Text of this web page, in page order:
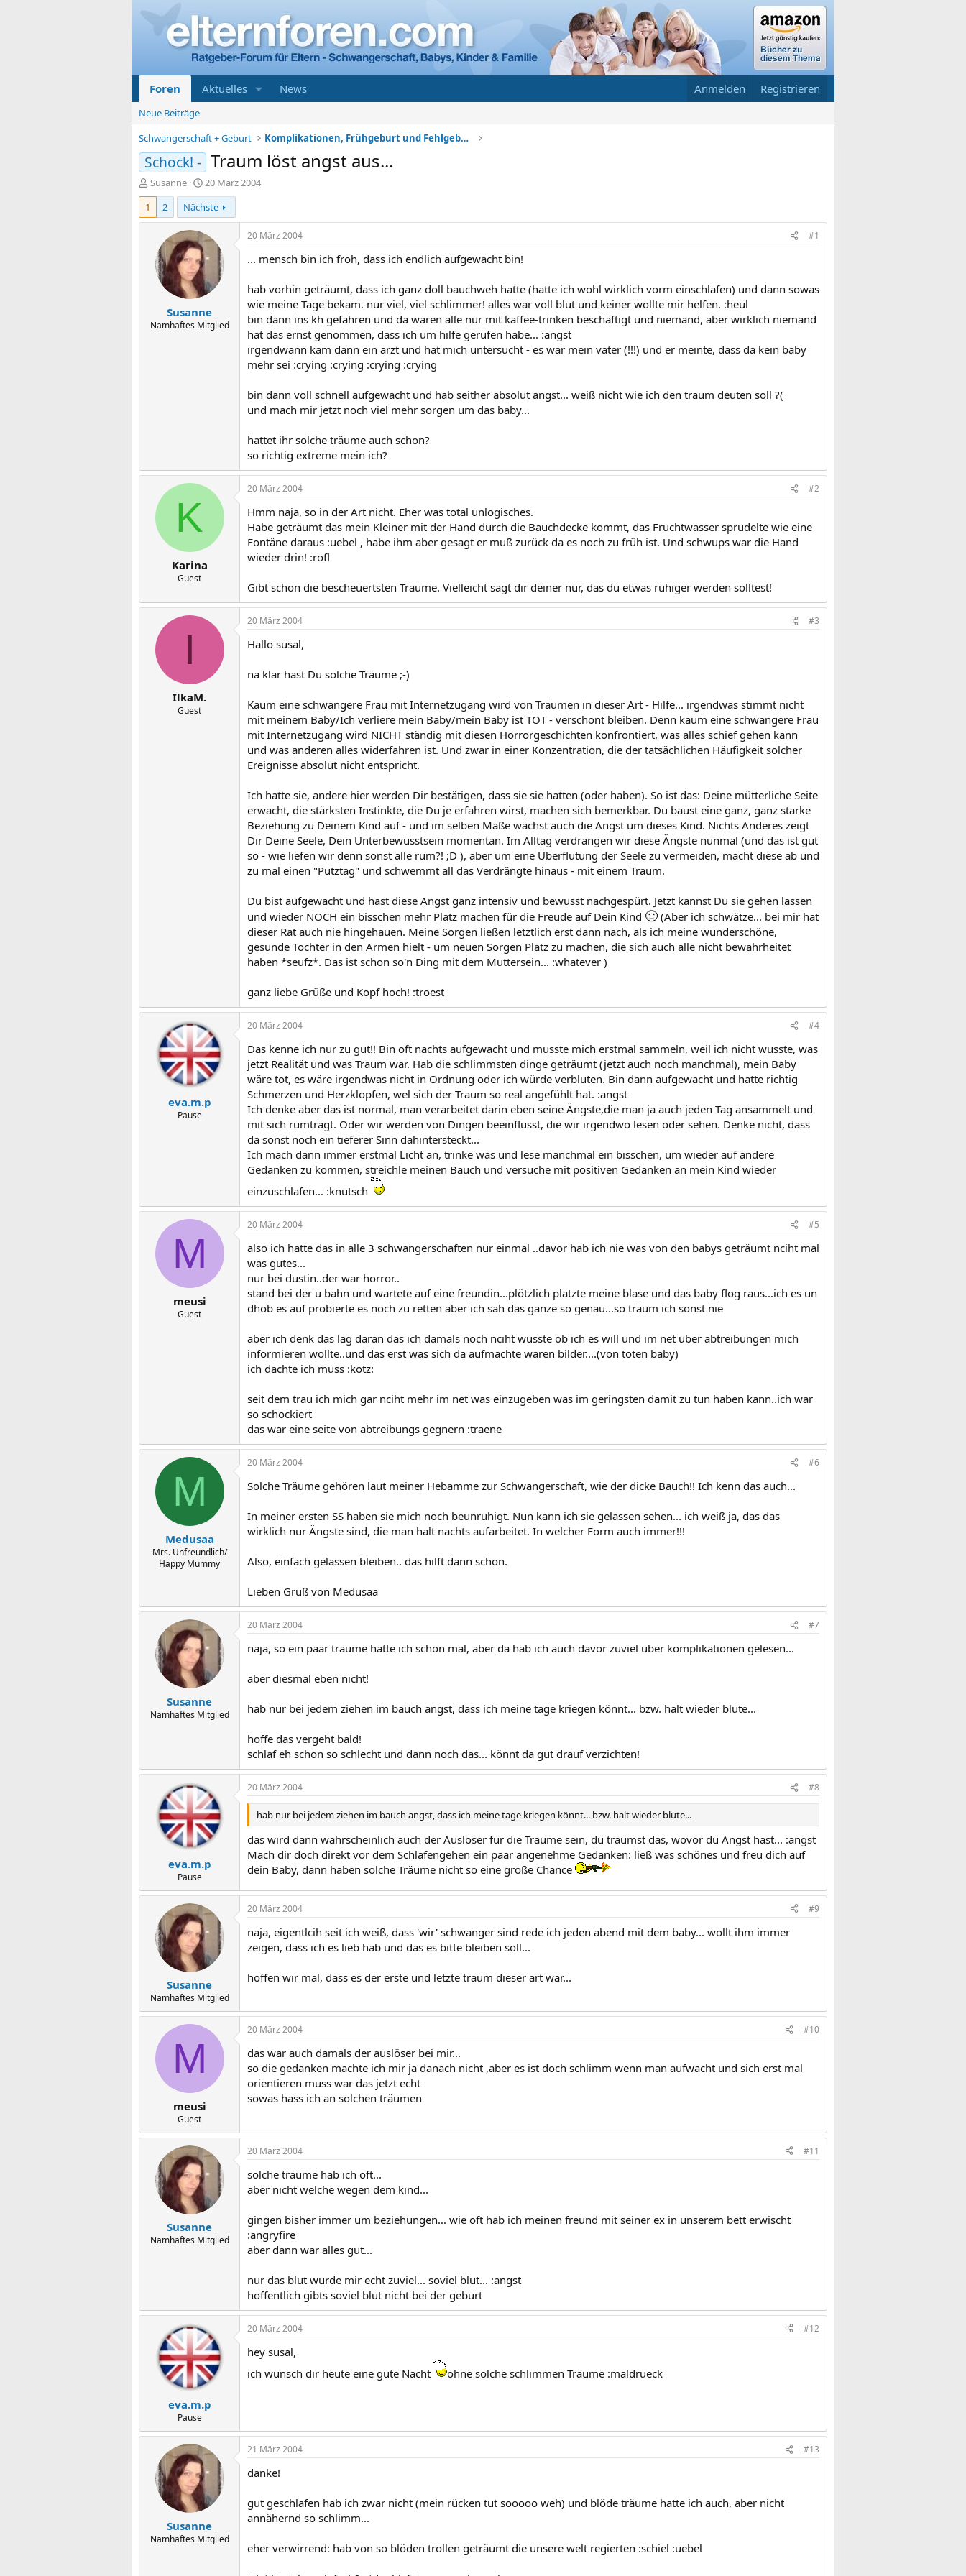
Foren Aktuelles News Anmelden Registrieren
Neue Beiträge
Schwangerschaft + Geburt
Komplikationen, Frühgeburt und Fehlgeburt
Schock! - Traum löst angst aus...
E
r
t
Susanne
E
r
s
t
e
l
t
a
m
20 März 2004
1
2 Nächste
Susanne
Namhaftes Mitglied
20 März 2004 #1
... mensch bin ich froh, dass ich endlich aufgewacht bin!
hab vorhin geträumt, dass ich ganz doll bauchweh hatte (hatte ich wohl wirklich vorm einschlafen) und dann sowas
wie meine Tage bekam. nur viel, viel schlimmer! alles war voll blut und keiner wollte mir helfen. :heul
bin dann ins kh gefahren und da waren alle nur mit kaffee-trinken beschäftigt und niemand, aber wirklich niemand
hat das ernst genommen, dass ich um hilfe gerufen habe... :angst
irgendwann kam dann ein arzt und hat mich untersucht - es war mein vater (!!!) und er meinte, dass da kein baby
mehr sei :crying :crying :crying :crying
bin dann voll schnell aufgewacht und hab seither absolut angst... weiß nicht wie ich den traum deuten soll ?(
und mach mir jetzt noch viel mehr sorgen um das baby...
hattet ihr solche träume auch schon?
so richtig extreme mein ich?
K
Karina
Guest
20 März 2004 #2
Hmm naja, so in der Art nicht. Eher was total unlogisches.
Habe geträumt das mein Kleiner mit der Hand durch die Bauchdecke kommt, das Fruchtwasser sprudelte wie eine
Fontäne daraus :uebel , habe ihm aber gesagt er muß zurück da es noch zu früh ist. Und schwups war die Hand
wieder drin! :rofl
Gibt schon die bescheuertsten Träume. Vielleicht sagt dir deiner nur, das du etwas ruhiger werden solltest!
I
IlkaM.
Guest
20 März 2004 #3
Hallo susal,
na klar hast Du solche Träume ;-)
Kaum eine schwangere Frau mit Internetzugang wird von Träumen in dieser Art - Hilfe... irgendwas stimmt nicht
mit meinem Baby/Ich verliere mein Baby/mein Baby ist TOT - verschont bleiben. Denn kaum eine schwangere Frau
mit Internetzugang wird NICHT ständig mit diesen Horrorgeschichten konfrontiert, was alles schief gehen kann
und was anderen alles widerfahren ist. Und zwar in einer Konzentration, die der tatsächlichen Häufigkeit solcher
Ereignisse absolut nicht entspricht.
Ich hatte sie, andere hier werden Dir bestätigen, dass sie sie hatten (oder haben). So ist das: Deine mütterliche Seite
erwacht, die stärksten Instinkte, die Du je erfahren wirst, machen sich bemerkbar. Du baust eine ganz, ganz starke
Beziehung zu Deinem Kind auf - und im selben Maße wächst auch die Angst um dieses Kind. Nichts Anderes zeigt
Dir Deine Seele, Dein Unterbewusstsein momentan. Im Alltag verdrängen wir diese Ängste nunmal (und das ist gut
so - wie liefen wir denn sonst alle rum?! ;D ), aber um eine Überflutung der Seele zu vermeiden, macht diese ab und
zu mal einen "Putztag" und schwemmt all das Verdrängte hinaus - mit einem Traum.
Du bist aufgewacht und hast diese Angst ganz intensiv und bewusst nachgespürt. Jetzt kannst Du sie gehen lassen
und wieder NOCH ein bisschen mehr Platz machen für die Freude auf Dein Kind 🙂 (Aber ich schwätze... bei mir hat
dieser Rat auch nie hingehauen. Meine Sorgen ließen letztlich erst dann nach, als ich meine wunderschöne,
gesunde Tochter in den Armen hielt - um neuen Sorgen Platz zu machen, die sich auch alle nicht bewahrheitet
haben *seufz*. Das ist schon so'n Ding mit dem Muttersein... :whatever )
ganz liebe Grüße und Kopf hoch! :troest
eva.m.p
Pause
20 März 2004 #4
Das kenne ich nur zu gut!! Bin oft nachts aufgewacht und musste mich erstmal sammeln, weil ich nicht wusste, was
jetzt Realität und was Traum war. Hab die schlimmsten dinge geträumt (jetzt auch noch manchmal), mein Baby
wäre tot, es wäre irgendwas nicht in Ordnung oder ich würde verbluten. Bin dann aufgewacht und hatte richtig
Schmerzen und Herzklopfen, wel sich der Traum so real angefühlt hat. :angst
Ich denke aber das ist normal, man verarbeitet darin eben seine Ängste,die man ja auch jeden Tag ansammelt und
mit sich rumträgt. Oder wir werden von Dingen beeinflusst, die wir irgendwo lesen oder sehen. Denke nicht, dass
da sonst noch ein tieferer Sinn dahintersteckt...
Ich mach dann immer erstmal Licht an, trinke was und lese manchmal ein bisschen, um wieder auf andere
Gedanken zu kommen, streichle meinen Bauch und versuche mit positiven Gedanken an mein Kind wieder
einzuschlafen... :knutsch
M
meusi
Guest
20 März 2004 #5
also ich hatte das in alle 3 schwangerschaften nur einmal ..davor hab ich nie was von den babys geträumt nciht mal
was gutes...
nur bei dustin..der war horror..
stand bei der u bahn und wartete auf eine freundin...plötzlich platzte meine blase und das baby flog raus...ich es un
dhob es auf probierte es noch zu retten aber ich sah das ganze so genau...so träum ich sonst nie
aber ich denk das lag daran das ich damals noch nciht wusste ob ich es will und im net über abtreibungen mich
informieren wollte..und das erst was sich da aufmachte waren bilder....(von toten baby)
ich dachte ich muss :kotz:
seit dem trau ich mich gar nciht mehr im net was einzugeben was im geringsten damit zu tun haben kann..ich war
so schockiert
das war eine seite von abtreibungs gegnern :traene
M
Medusaa
Mrs. Unfreundlich/
Happy Mummy
20 März 2004 #6
Solche Träume gehören laut meiner Hebamme zur Schwangerschaft, wie der dicke Bauch!! Ich kenn das auch...
In meiner ersten SS haben sie mich noch beunruhigt. Nun kann ich sie gelassen sehen... ich weiß ja, das das
wirklich nur Ängste sind, die man halt nachts aufarbeitet. In welcher Form auch immer!!!
Also, einfach gelassen bleiben.. das hilft dann schon.
Lieben Gruß von Medusaa
Susanne
Namhaftes Mitglied
20 März 2004 #7
naja, so ein paar träume hatte ich schon mal, aber da hab ich auch davor zuviel über komplikationen gelesen...
aber diesmal eben nicht!
hab nur bei jedem ziehen im bauch angst, dass ich meine tage kriegen könnt... bzw. halt wieder blute...
hoffe das vergeht bald!
schlaf eh schon so schlecht und dann noch das... könnt da gut drauf verzichten!
eva.m.p
Pause
20 März 2004 #8
hab nur bei jedem ziehen im bauch angst, dass ich meine tage kriegen könnt... bzw. halt wieder blute...
das wird dann wahrscheinlich auch der Auslöser für die Träume sein, du träumst das, wovor du Angst hast... :angst
Mach dir doch direkt vor dem Schlafengehen ein paar angenehme Gedanken: ließ was schönes und freu dich auf
dein Baby, dann haben solche Träume nicht so eine große Chance
Susanne
Namhaftes Mitglied
20 März 2004 #9
naja, eigentlcih seit ich weiß, dass 'wir' schwanger sind rede ich jeden abend mit dem baby... wollt ihm immer
zeigen, dass ich es lieb hab und das es bitte bleiben soll...
hoffen wir mal, dass es der erste und letzte traum dieser art war...
M
meusi
Guest
20 März 2004 #10
das war auch damals der auslöser bei mir...
so die gedanken machte ich mir ja danach nicht ,aber es ist doch schlimm wenn man aufwacht und sich erst mal
orientieren muss war das jetzt echt
sowas hass ich an solchen träumen
Susanne
Namhaftes Mitglied
20 März 2004 #11
solche träume hab ich oft...
aber nicht welche wegen dem kind...
gingen bisher immer um beziehungen... wie oft hab ich meinen freund mit seiner ex in unserem bett erwischt
:angryfire
aber dann war alles gut...
nur das blut wurde mir echt zuviel... soviel blut... :angst
hoffentlich gibts soviel blut nicht bei der geburt
eva.m.p
Pause
20 März 2004 #12
hey susal,
ich wünsch dir heute eine gute Nacht
ohne solche schlimmen Träume :maldrueck
Susanne
Namhaftes Mitglied
21 März 2004 #13
danke!
gut geschlafen hab ich zwar nicht (mein rücken tut sooooo weh) und blöde träume hatte ich auch, aber nicht
annähernd so schlimm...
eher verwirrend: hab von so blöden trollen geträumt die unsere welt regierten :schiel :uebel